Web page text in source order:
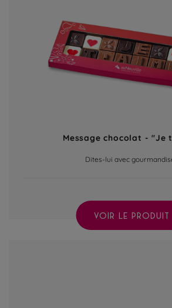
Message chocolat - "Je
Dites-lui avec
VOIR LE PRODUIT